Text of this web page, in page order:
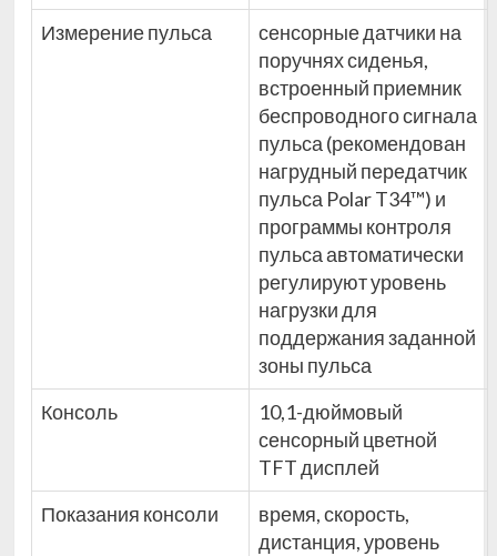
Измерение пульса
сенсорные датчики на
поручнях сиденья,
встроенный приемник
беспроводного сигнала
пульса (рекомендован
нагрудный передатчик
пульса Polar T34™) и
программы контроля
пульса автоматически
регулируют уровень
нагрузки для
поддержания заданной
зоны пульса
Консоль
10,1-дюймовый
сенсорный цветной
TFT дисплей
Показания консоли
время, скорость,
дистанция, уровень